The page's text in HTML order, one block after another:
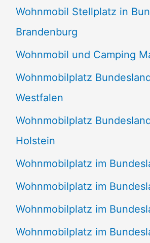
Wohnmobil Stellplatz in
Brandenburg
Wohnmobil und Camping
Wohnmobilplatz
Westfalen
Wohnmobilplatz
Holstein
Wohnmobilplatz im
Wohnmobilplatz im
Wohnmobilplatz im
Wohnmobilplatz im